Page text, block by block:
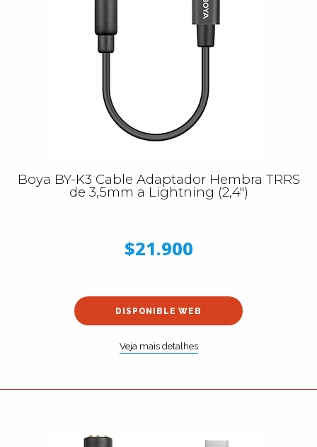
Boya BY-K3 Cable Adaptador Hembra TRRS
de 3,5mm a Lightning (2,4")
$21.900
DISPONIBLE WEB
Veja mais detalhes